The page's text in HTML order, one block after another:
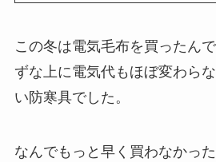
この冬は電気毛布を買ったん
ずな上に電気代もほぼ変わら
い防寒具でした。
なんでもっと早く買わなかった